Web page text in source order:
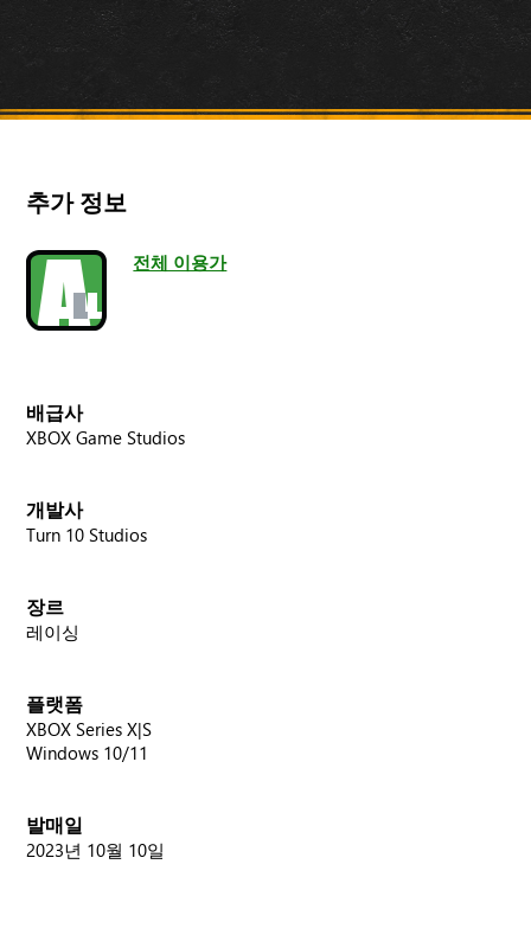
추가 정보
전체 이용가
배급사
XBOX Game Studios
개발사
Turn 10 Studios
장르
레이싱
플랫폼
XBOX Series X|S
Windows 10/11
발매일
2023년 10월 10일